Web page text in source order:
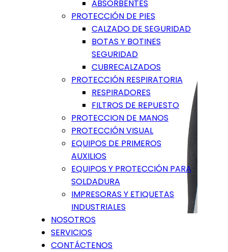
ABSORBENTES
PROTECCIÓN DE PIES
CALZADO DE SEGURIDAD
BOTAS Y BOTINES
SEGURIDAD
CUBRECALZADOS
PROTECCIÓN RESPIRATORIA
RESPIRADORES
FILTROS DE REPUESTO
PROTECCION DE MANOS
PROTECCIÓN VISUAL
EQUIPOS DE PRIMEROS
AUXILIOS
EQUIPOS Y PROTECCIÓN PARA
SOLDADURA
IMPRESORAS Y ETIQUETAS
INDUSTRIALES
NOSOTROS
SERVICIOS
CONTÁCTENOS